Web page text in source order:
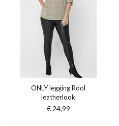
ONLY legging Rool
leatherlook
€ 24,99